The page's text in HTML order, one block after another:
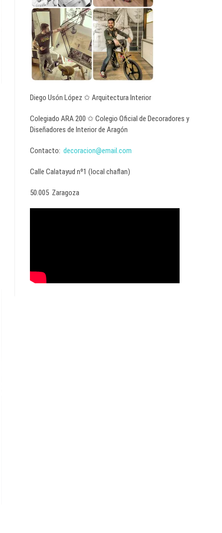
Diego Usón López ✩ Arquitectura Interior
Colegiado ARA 200 ✩ Colegio Oficial de Decoradores y
Diseñadores de Interior de Aragón
Contacto: decoracion@email.com
Calle Calatayud nº1 (local chaflan)
50.005 Zaragoza